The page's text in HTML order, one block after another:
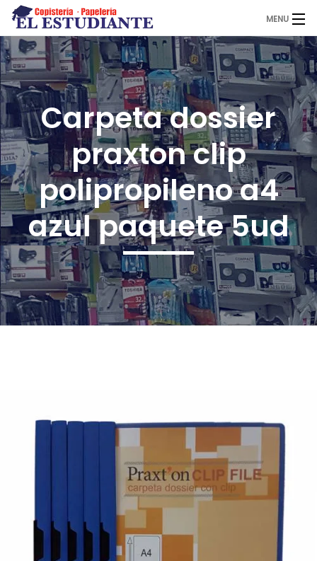
MENU
El Estudiante
Copistería
Papelería
Servicios
Novedades
Carpeta dossier
praxton clip
polipropileno a4
azul paquete 5ud